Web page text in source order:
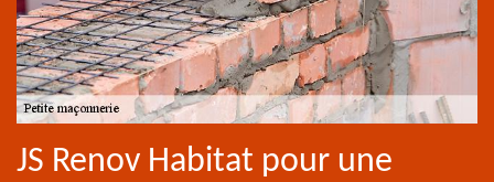
JS Renov Habitat pour une